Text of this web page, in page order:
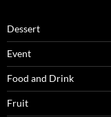
Dessert
Event
Food and Drink
Fruit